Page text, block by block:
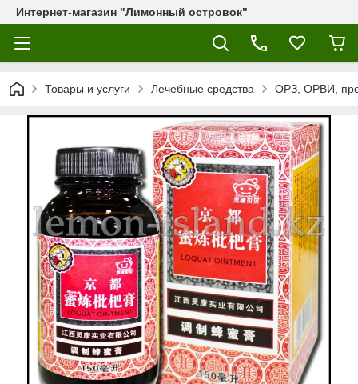
Интернет-магазин "Лимонный островок"
Товары и услуги Лечебные средства ОРЗ, ОРВИ,